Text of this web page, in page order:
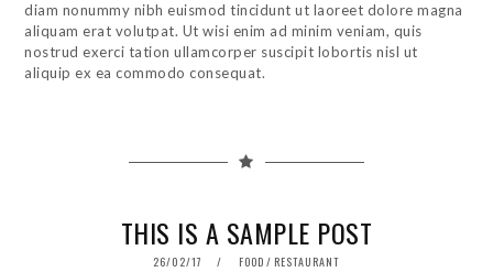
diam nonummy nibh euismod tincidunt ut laoreet dolore magna
aliquam erat volutpat. Ut wisi enim ad minim veniam, quis
nostrud exerci tation ullamcorper suscipit lobortis nisl ut
aliquip ex ea commodo consequat.
THIS IS A SAMPLE POST
POSTED
26/02/17 01/06/18FOOD / RESTAURANT